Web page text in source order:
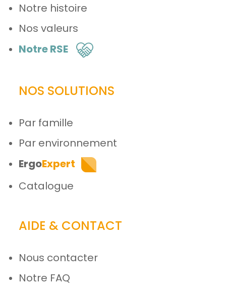
Notre histoire
Nos valeurs
Notre RSE
NOS SOLUTIONS
Par famille
Par environnement
ErgoExpert
Catalogue
AIDE & CONTACT
Nous contacter
Notre FAQ